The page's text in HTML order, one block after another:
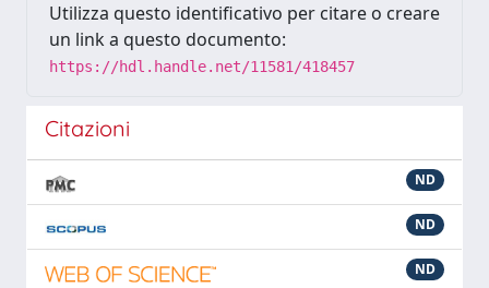
Utilizza questo identificativo per citare o creare
un link a questo documento:
https://hdl.handle.net/11581/418457
Citazioni
ND
ND
ND